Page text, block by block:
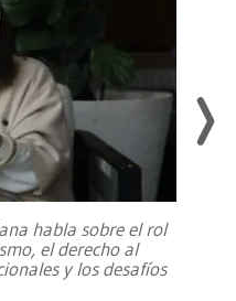
habla sobre el rol
el derecho al
y los desafíos